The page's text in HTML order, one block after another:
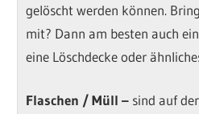
gelöscht werden können.
mit? Dann am besten auch
eine Löschdecke oder
Flaschen / Müll – sind auf